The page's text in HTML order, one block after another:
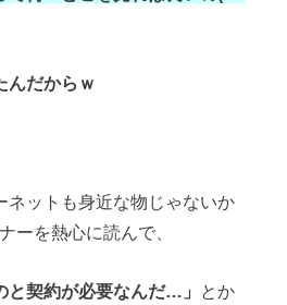
んだからｗ
ネットも身近な物じゃないか
ーを熱心に読んで、
と契約が必要なんだ…」 とか